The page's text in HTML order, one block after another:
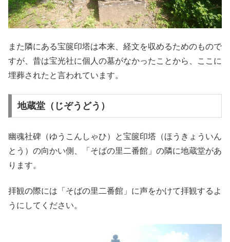
また隣にある宝篋印塔は本来、経文を収めるためのもので
すが、昔は宝光社に個人の墓がなかったことから、ここに
埋葬されたと言われています。
地蔵堂（じぞうどう）
幽魂社碑（ゆうこんしゃひ）と宝篋印塔（ほうきょういん
とう）の向かい側、「そばの里二番館」の隣に地蔵堂があ
ります。
拝観の際には「そばの里二番館」に声をかけて拝観するよ
うにしてください。